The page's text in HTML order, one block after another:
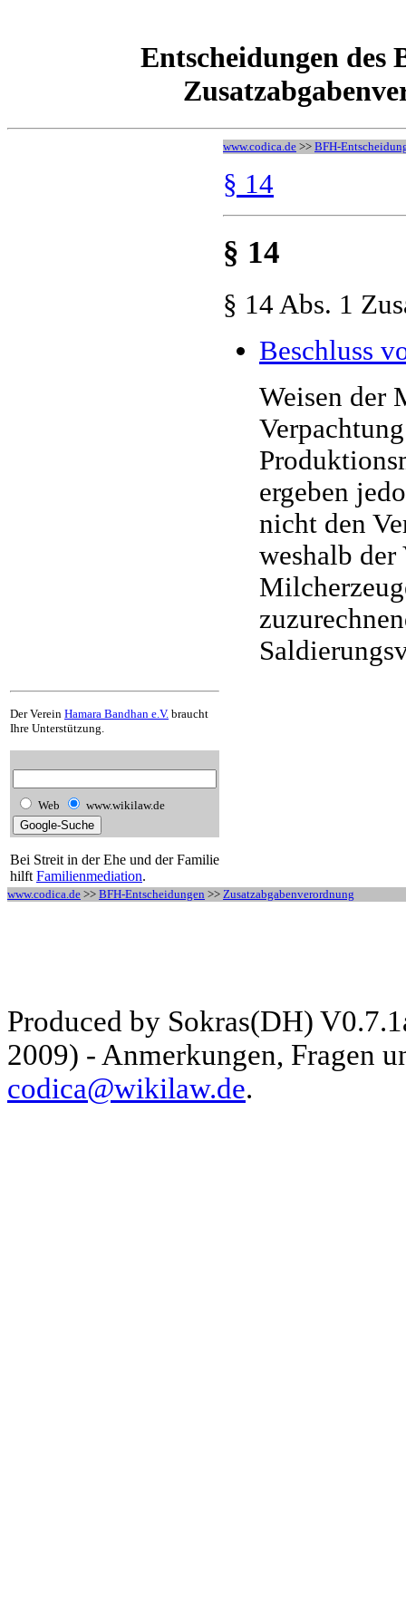
Entscheidungen des
Der Verein Hamara Bandhan e.V. braucht
Ihre Unterstützung.
Web www.wikilaw.de
Bei Streit in der Ehe und der Familie
hilft Familienmediation.
www.codica.de >> BFH-
§ 14
§ 14
§ 14 Abs. 1
Beschluss
Weisen der
ergeben
nicht den
weshalb der
www.codica.de >> BFH-Entscheidungen >> Zusatzabgabenverordnung
Produced by Sokras(DH)
2009) - Anmerkungen, Fragen
codica@wikilaw.de.